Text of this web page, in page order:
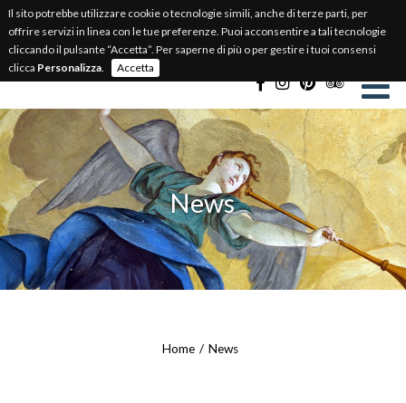
BIGLIETTERIA ONLINE
Select Language
News
Home News
Il sito potrebbe utilizzare cookie o tecnologie simili, anche di terze parti, per
offrire servizi in linea con le tue preferenze. Puoi acconsentire a tali tecnologie
cliccando il pulsante “Accetta”. Per saperne di più o per gestire i tuoi consensi
clicca Personalizza. Accetta